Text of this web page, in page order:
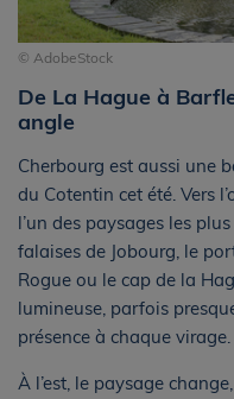
© AdobeStock
De La Hague à
angle
Cherbourg est aussi une
du Cotentin cet été. Vers
l’un des paysages les
falaises de Jobourg, le
Rogue ou le cap de la
lumineuse, parfois
présence à chaque virage.
À l’est, le paysage